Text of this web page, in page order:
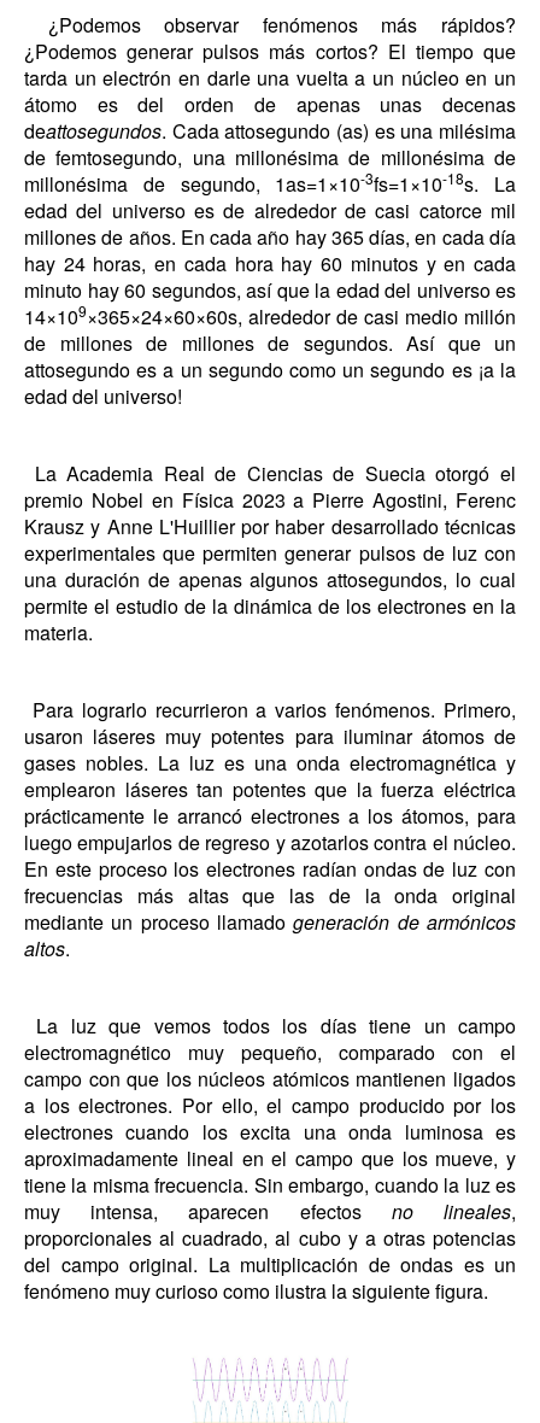
¿Podemos observar fenómenos más rápidos?
¿Podemos generar pulsos más cortos? El tiempo que
tarda un electrón en darle una vuelta a un núcleo en un
átomo es del orden de apenas unas decenas
deattosegundos. Cada attosegundo (as) es una milésima
de femtosegundo, una millonésima de millonésima de
millonésima de segundo, 1as=1×10-3fs=1×10-18s. La
edad del universo es de alrededor de casi catorce mil
millones de años. En cada año hay 365 días, en cada día
hay 24 horas, en cada hora hay 60 minutos y en cada
minuto hay 60 segundos, así que la edad del universo es
14×109×365×24×60×60s, alrededor de casi medio millón
de millones de millones de segundos. Así que un
attosegundo es a un segundo como un segundo es ¡a la
edad del universo!
La Academia Real de Ciencias de Suecia otorgó el
premio Nobel en Física 2023 a Pierre Agostini, Ferenc
Krausz y Anne L'Huillier por haber desarrollado técnicas
experimentales que permiten generar pulsos de luz con
una duración de apenas algunos attosegundos, lo cual
permite el estudio de la dinámica de los electrones en la
materia.
Para lograrlo recurrieron a varios fenómenos. Primero,
usaron láseres muy potentes para iluminar átomos de
gases nobles. La luz es una onda electromagnética y
emplearon láseres tan potentes que la fuerza eléctrica
prácticamente le arrancó electrones a los átomos, para
luego empujarlos de regreso y azotarlos contra el núcleo.
En este proceso los electrones radían ondas de luz con
frecuencias más altas que las de la onda original
mediante un proceso llamadogeneración de armónicos
altos.
La luz que vemos todos los días tiene un campo
electromagnético muy pequeño, comparado con el
campo con que los núcleos atómicos mantienen ligados
a los electrones. Por ello, el campo producido por los
electrones cuando los excita una onda luminosa es
aproximadamente lineal en el campo que los mueve, y
tiene la misma frecuencia. Sin embargo, cuando la luz es
muy intensa, aparecen efectos no lineales,
proporcionales al cuadrado, al cubo y a otras potencias
del campo original. La multiplicación de ondas es un
fenómeno muy curioso como ilustra la siguiente figura.